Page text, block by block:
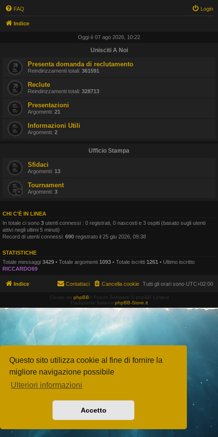
Questo sito utilizza cookie al fine di fornire la
migliore navigazione possibile
Ulteriori informazioni
Accetto
FAQ Login
Indice
Oggi è 07 ago 2026, 10:22
Unisciti A Noi
Presenta domanda di reclutamento
Reindirizzamenti totali: 361591
Reclute
Reindirizzamenti totali: 328713
Presentazioni
Argomenti: 21
Informazioni Utili
Argomenti: 2
Ufficio Stampa
Sfidaci
Argomenti: 13
Tournament
Argomenti: 3
CHI C’È IN LINEA
In totale ci sono 3 utenti connessi : 0 registrati, 0 nascosti e 3 ospiti (basato sugli utenti
attivi negli ultimi 5 minuti)
Record di utenti connessi: 690 registrato il 25 giu 2026, 09:38
STATISTICHE
Totale messaggi 3429 • Totale argomenti 1093 • Totale iscritti 1261 • Ultimo iscritto
RICCARDO69
Indice Tutti gli orari sono UTC+02:00
Cancella cookie
Contattaci
Creato da phpBB ® Forum Software © phpBB Limited
Traduzione Italiana phpBB-Store.it